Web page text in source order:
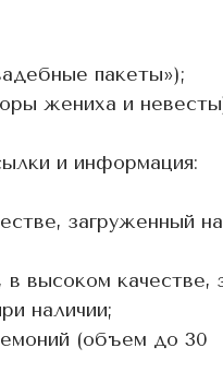
пакеты»);
жениха и
и информация:
загруженный
высоком качестве,
наличии;
(объем до 30